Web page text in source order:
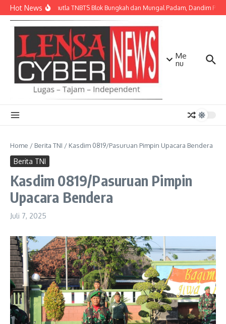
Lewati ke konten
Hot NewsApi Karhutla TNBTS Blok Bungkah dan Mungal Padam, Dandim
Me
nu
Home / Berita TNI / Kasdim 0819/Pasuruan Pimpin Upacara Bendera
Berita TNI
Kasdim 0819/Pasuruan Pimpin
Upacara Bendera
Juli 7, 2025